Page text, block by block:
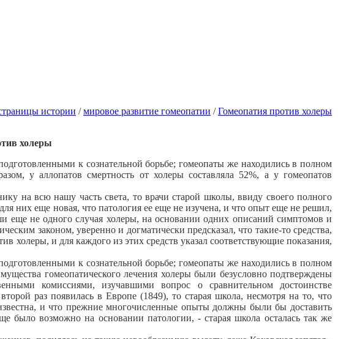
истории /мировое развитие гомеопатии /Гомеопатия против холеры
холеры
к сознательной борьбе; гомеопаты же находились в полном
у аллопатов смертность от холеры составляла 52%, а у гомеопатов
на всю нашу часть света, то врачи старой школы, ввиду своего полного
них еще новая, что патология ее еще не изучена, и что опыт еще не решил,
еще не одного случая холеры, на основании одних описаний симптомов и
законом, уверенно и догматически предсказал, что такие-то средства,
холеры, и для каждого из этих средств указал соответствующие показания,
к сознательной борьбе; гомеопаты же находились в полном
гомеопатического лечения холеры были безусловно подтверждены
комиссиями, изучавшими вопрос о сравнительном достоинстве
раз появилась в Европе (1849), то старая школа, несмотря на то, что
и что прежние многочисленные опыты должны были бы доставить
было возможно на основании патологии, - старая школа осталась так же